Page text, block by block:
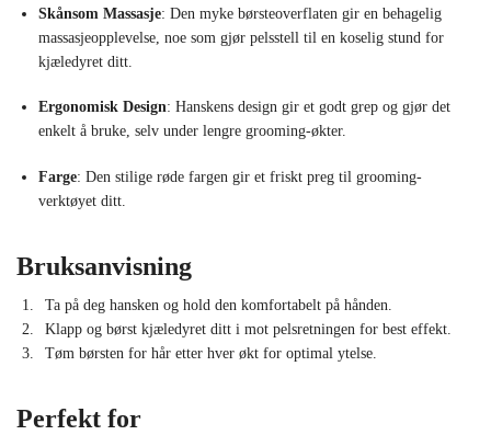
Skånsom Massasje: Den myke børsteoverflaten gir en behagelig
massasjeopplevelse, noe som gjør pelsstell til en koselig stund for
kjæledyret ditt.
Ergonomisk Design: Hanskens design gir et godt grep og gjør det
enkelt å bruke, selv under lengre grooming-økter.
Farge: Den stilige røde fargen gir et friskt preg til grooming-
verktøyet ditt.
Bruksanvisning
Ta på deg hansken og hold den komfortabelt på hånden.
Klapp og børst kjæledyret ditt i mot pelsretningen for best effekt.
Tøm børsten for hår etter hver økt for optimal ytelse.
Perfekt for